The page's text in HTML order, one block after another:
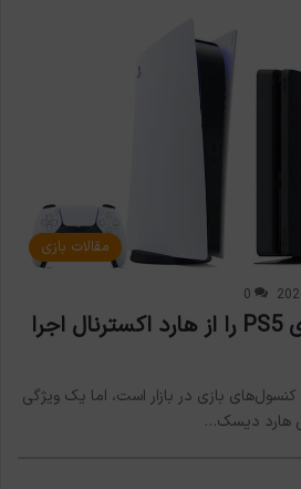
مقالات بازی
0
چرا نمی‌توان بازی‌های PS5 را از هارد اکسترنال اجرا
بهترین کنسول‌های بازی در بازار است، اما یک ویژگی
هارد دیسک…